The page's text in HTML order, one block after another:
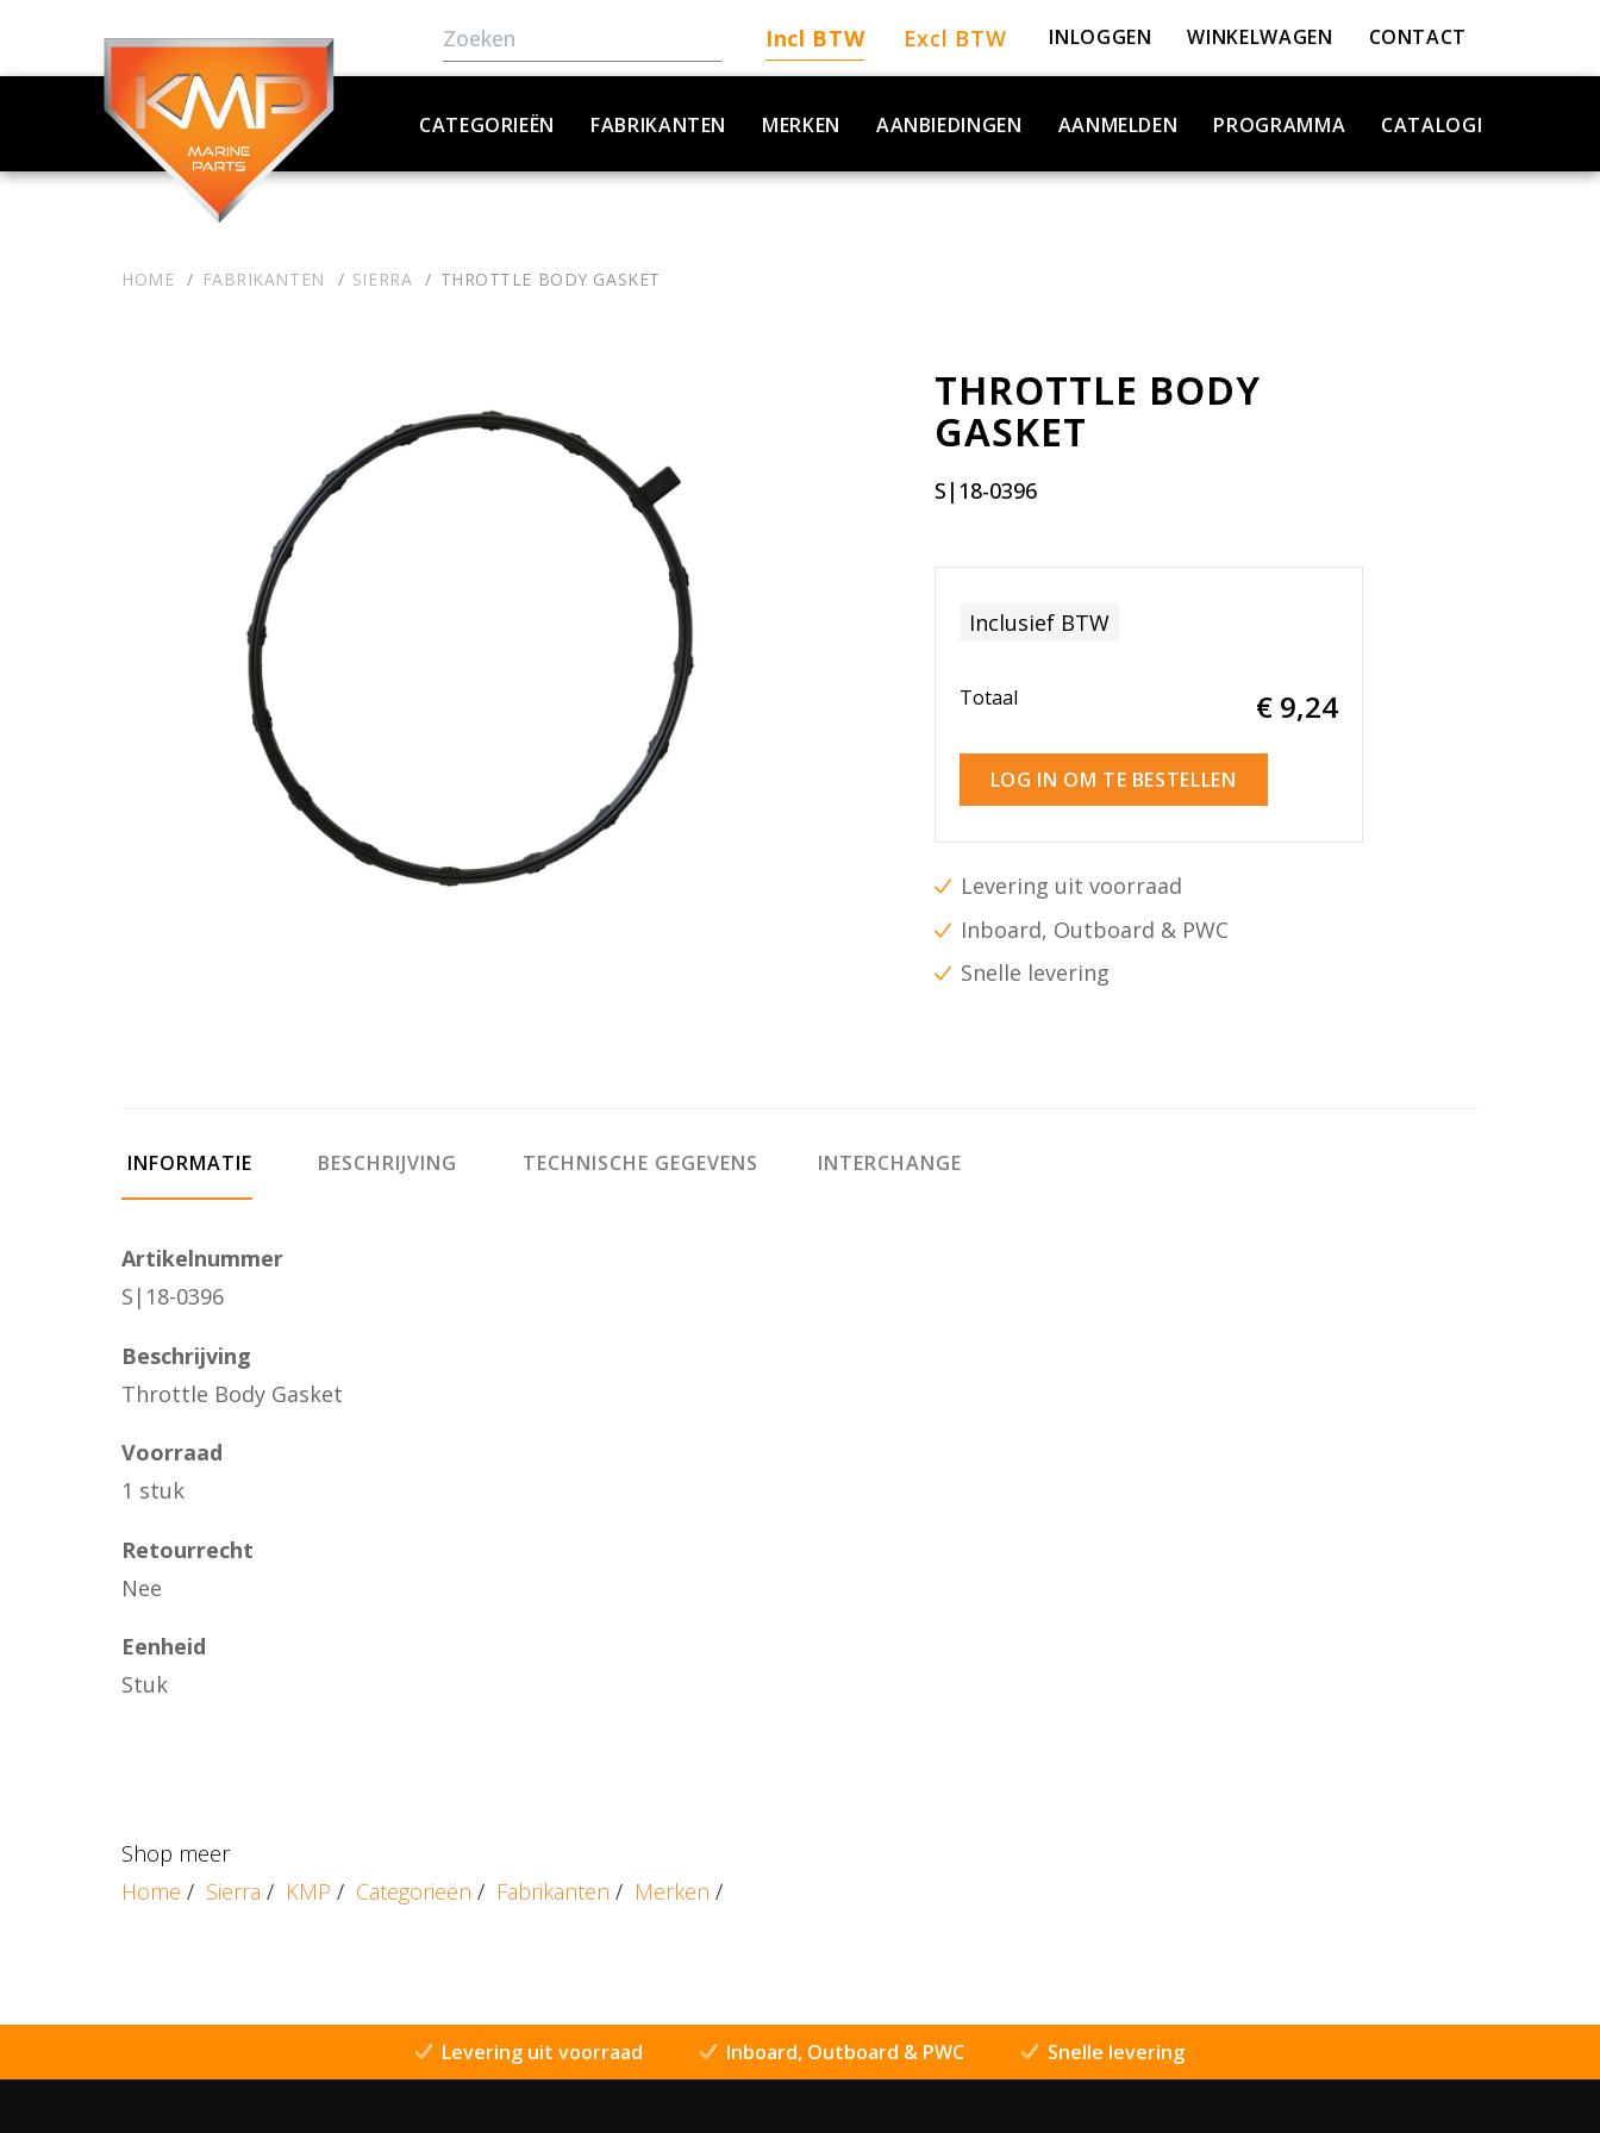
Incl BTW Excl BTW INLOGGEN WINKELWAGEN CONTACT
CATEGORIEËN FABRIKANTEN MERKEN AANBIEDINGEN AANMELDEN PROGRAMMA CATALOGI
HOME FABRIKANTEN SIERRA THROTTLE BODY GASKET
THROTTLE BODY
GASKET
S|18-0396
Inclusief BTW
Totaal € 9,24
LOG IN OM TE BESTELLEN
Levering uit voorraad
Inboard, Outboard & PWC
Snelle levering
INFORMATIE BESCHRIJVING TECHNISCHE GEGEVENS INTERCHANGE
Artikelnummer
S|18-0396
Beschrijving
Throttle Body Gasket
Voorraad
1 stuk
Retourrecht
Nee
Eenheid
Stuk
Shop meer
Home / Sierra / KMP / Categorieën / Fabrikanten / Merken /
Levering uit voorraad Inboard, Outboard & PWC Snelle levering